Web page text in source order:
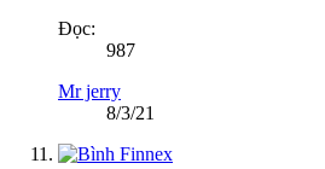
Đọc:
987
Mr jerry
8/3/21